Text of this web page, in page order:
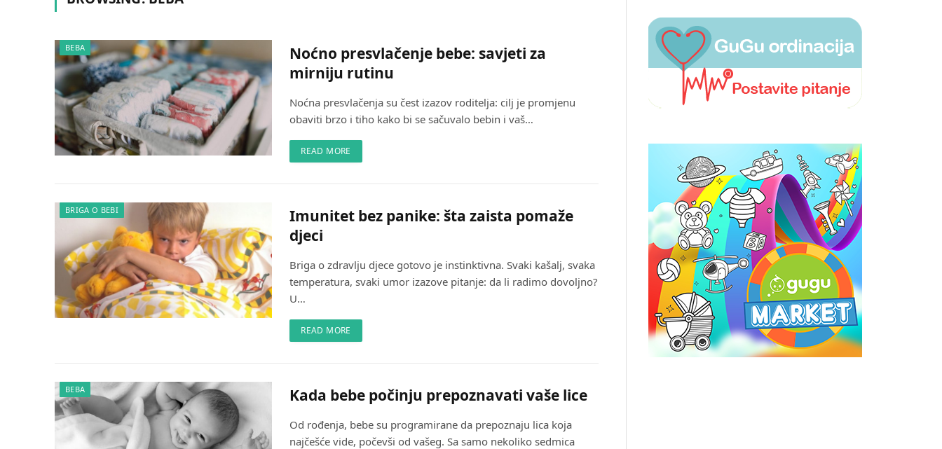
BEBA
Noćno presvlačenje bebe: savjeti za
mirniju rutinu
Noćna presvlačenja su čest izazov roditelja: cilj je promjenu
obaviti brzo i tiho kako bi se sačuvalo bebin i vaš…
READ MORE
BRIGA O BEBI
Imunitet bez panike: šta zaista pomaže
djeci
Briga o zdravlju djece gotovo je instinktivna. Svaki kašalj, svaka
temperatura, svaki umor izazove pitanje: da li radimo dovoljno?
U…
READ MORE
BEBA Kada bebe počinju prepoznavati vaše lice
Od rođenja, bebe su programirane da prepoznaju lica koja
najčešće vide, počevši od vašeg. Sa samo nekoliko sedmica